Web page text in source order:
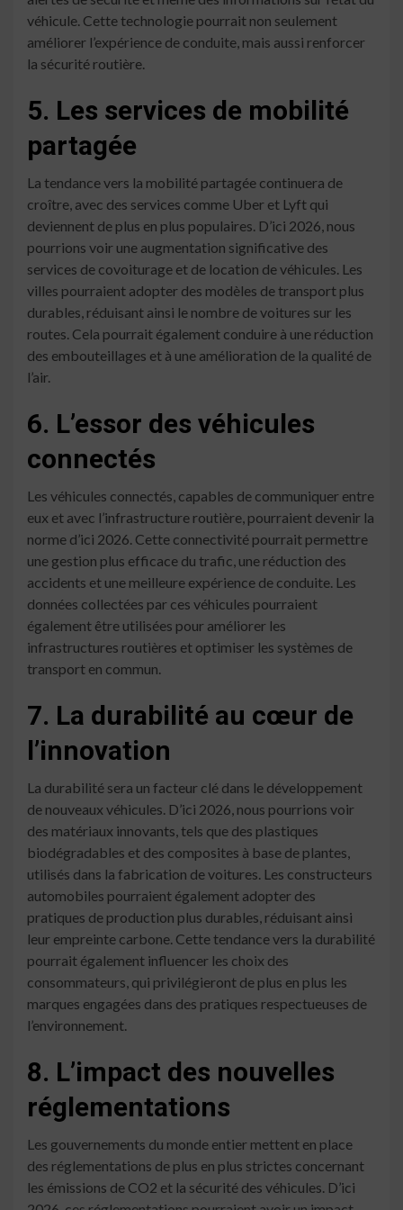
véhicule. Cette technologie pourrait non seulement
améliorer l’expérience de conduite, mais aussi renforcer
la sécurité routière.
5. Les services de mobilité
partagée
La tendance vers la mobilité partagée continuera de
croître, avec des services comme Uber et Lyft qui
deviennent de plus en plus populaires. D’ici 2026, nous
pourrions voir une augmentation significative des
services de covoiturage et de location de véhicules. Les
villes pourraient adopter des modèles de transport plus
durables, réduisant ainsi le nombre de voitures sur les
routes. Cela pourrait également conduire à une réduction
des embouteillages et à une amélioration de la qualité de
l’air.
6. L’essor des véhicules
connectés
Les véhicules connectés, capables de communiquer entre
eux et avec l’infrastructure routière, pourraient devenir la
norme d’ici 2026. Cette connectivité pourrait permettre
une gestion plus efficace du trafic, une réduction des
accidents et une meilleure expérience de conduite. Les
données collectées par ces véhicules pourraient
également être utilisées pour améliorer les
infrastructures routières et optimiser les systèmes de
transport en commun.
7. La durabilité au cœur de
l’innovation
La durabilité sera un facteur clé dans le développement
de nouveaux véhicules. D’ici 2026, nous pourrions voir
des matériaux innovants, tels que des plastiques
biodégradables et des composites à base de plantes,
utilisés dans la fabrication de voitures. Les constructeurs
automobiles pourraient également adopter des
pratiques de production plus durables, réduisant ainsi
leur empreinte carbone. Cette tendance vers la durabilité
pourrait également influencer les choix des
consommateurs, qui privilégieront de plus en plus les
marques engagées dans des pratiques respectueuses de
l’environnement.
8. L’impact des nouvelles
réglementations
Les gouvernements du monde entier mettent en place
des réglementations de plus en plus strictes concernant
les émissions de CO2 et la sécurité des véhicules. D’ici